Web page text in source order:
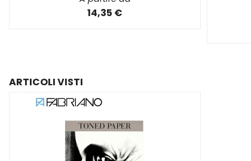
14,35 €
ARTICOLI VISTI